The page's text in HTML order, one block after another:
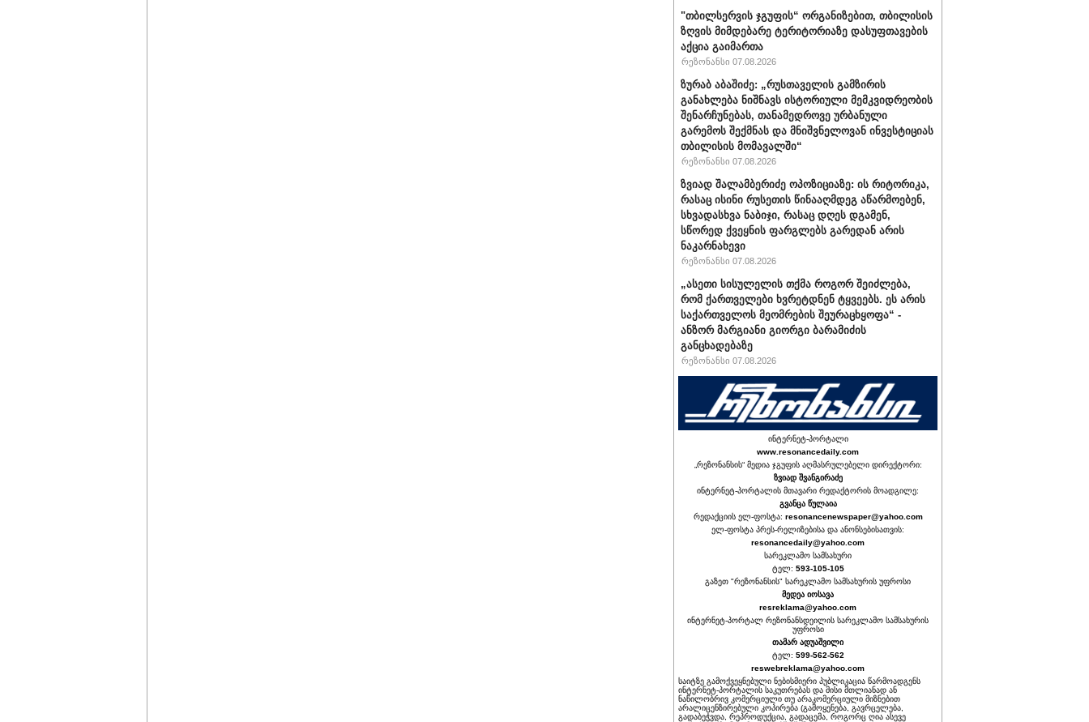
"თბილსერვის ჯგუფის“ ორგანიზებით, თბილისის
ზღვის მიმდებარე ტერიტორიაზე დასუფთავების
აქცია გაიმართა
რეზონანსი 07.08.2026
ზურაბ აბაშიძე: „რუსთაველის გამზირის
განახლება ნიშნავს ისტორიული მემკვიდრეობის
შენარჩუნებას, თანამედროვე ურბანული
გარემოს შექმნას და მნიშვნელოვან ინვესტიციას
თბილისის მომავალში“
რეზონანსი 07.08.2026
ზვიად შალამბერიძე ოპოზიციაზე: ის რიტორიკა,
რასაც ისინი რუსეთის წინააღმდეგ აწარმოებენ,
სხვადასხვა ნაბიჯი, რასაც დღეს დგამენ,
სწორედ ქვეყნის ფარგლებს გარედან არის
ნაკარნახევი
რეზონანსი 07.08.2026
„ასეთი სისულელის თქმა როგორ შეიძლება,
რომ ქართველები ხვრეტდნენ ტყვეებს. ეს არის
საქართველოს მეომრების შეურაცხყოფა“ -
ანზორ მარგიანი გიორგი ბარამიძის
განცხადებაზე
რეზონანსი 07.08.2026
ინტერნეტ-პორტალი
www.resonancedaily.com
„რეზონანსის“ მედია ჯგუფის აღმასრულებელი დირექტორი:
ზვიად შვანგირაძე
ინტერნეტ-პორტალის მთავარი რედაქტორის მოადგილე:
გვანცა წულაია
რედაქციის ელ-ფოსტა: resonancenewspaper@yahoo.com
ელ-ფოსტა პრეს-რელიზებისა და ანონსებისათვის:
resonancedaily@yahoo.com
სარეკლამო სამსახური
ტელ: 593-105-105
გაზეთ "რეზონანსის" სარეკლამო სამსახურის უფროსი
მედეა იოსავა
resreklama@yahoo.com
ინტერნეტ-პორტალ რეზონანსდეილის სარეკლამო სამსახურის
უფროსი
თამარ ადუაშვილი
ტელ: 599-562-562
reswebreklama@yahoo.com
საიტზე გამოქვეყნებული ნებისმიერი პუბლიკაცია წარმოადგენს
ინტერნეტ-პორტალის საკუთრებას და მისი მთლიანად ან
ნაწილობრივ კომერციული თუ არაკომერციული მიზნებით
არალიცენზირებული კოპირება (გამოყენება, გავრცელება,
გადაბეჭვდა, რეპროდუქცია, გადაცემა, როგორც ღია ასევე